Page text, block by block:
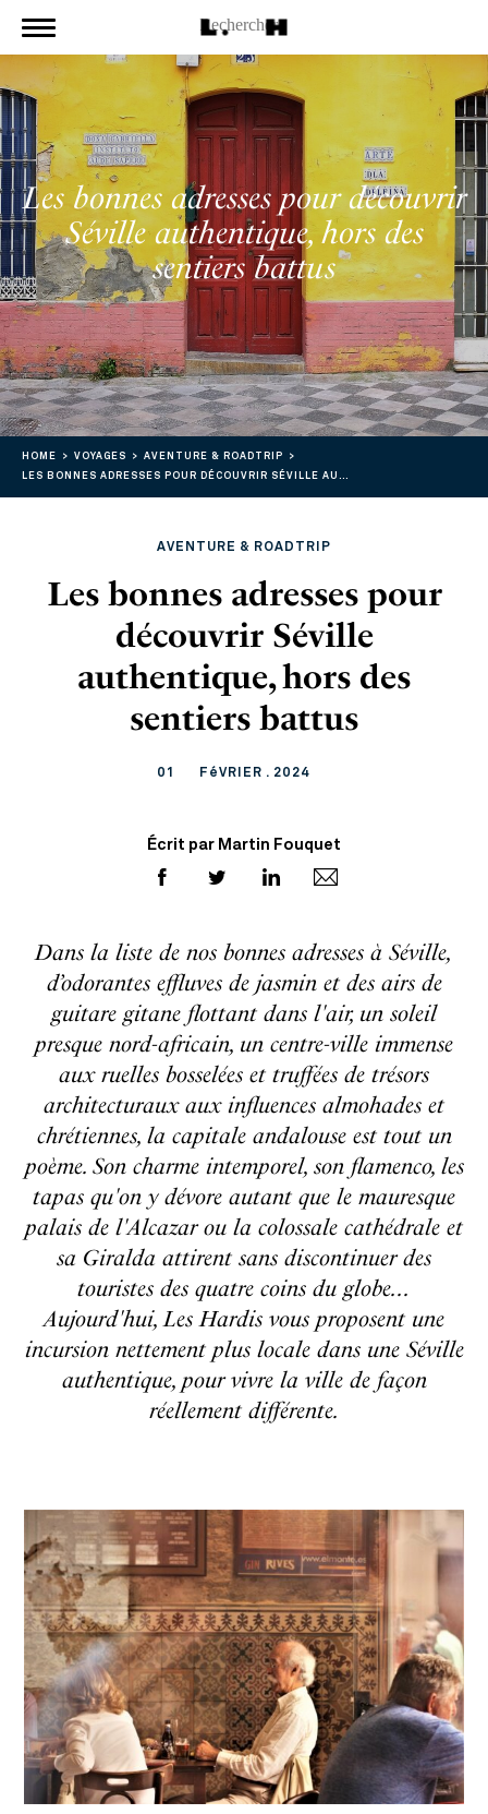
Les bonnes adresses pour découvrir
Séville authentique, hors des
sentiers battus
HOME VOYAGES
AVENTURE & ROADTRIP
LES BONNES ADRESSES POUR DÉCOUVRIR SÉVILLE AUTHENTIQUE, HORS DES SENTIERS BATTUS
AVENTURE & ROADTRIP
Les bonnes adresses pour
découvrir Séville
authentique, hors des
sentiers battus
01 FéVRIER . 2024
Écrit par Martin Fouquet
Dans la liste de nos bonnes adresses à Séville,
d’odorantes effluves de jasmin et des airs de
guitare gitane flottant dans l'air, un soleil
presque nord-africain, un centre-ville immense
aux ruelles bosselées et truffées de trésors
architecturaux aux influences almohades et
chrétiennes, la capitale andalouse est tout un
poème. Son charme intemporel, son flamenco, les
tapas qu'on y dévore autant que le mauresque
palais de l'Alcazar ou la colossale cathédrale et
sa Giralda attirent sans discontinuer des
touristes des quatre coins du globe...
Aujourd'hui, Les Hardis vous proposent une
incursion nettement plus locale dans une Séville
authentique, pour vivre la ville de façon
réellement différente.